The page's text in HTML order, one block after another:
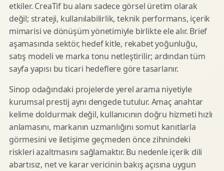
etkiler. CreaTif bu alanı sadece görsel üretim olarak
değil; strateji, kullanılabilirlik, teknik performans, içerik
mimarisi ve dönüşüm yönetimiyle birlikte ele alır. Brief
aşamasında sektör, hedef kitle, rekabet yoğunluğu,
satış modeli ve marka tonu netleştirilir; ardından tüm
sayfa yapısı bu ticari hedeflere göre tasarlanır.
Sinop odağındaki projelerde yerel arama niyetiyle
kurumsal prestij aynı dengede tutulur. Amaç anahtar
kelime doldurmak değil, kullanıcının doğru hizmeti hızlı
anlamasını, markanın uzmanlığını somut kanıtlarla
görmesini ve iletişime geçmeden önce zihnindeki
riskleri azaltmasını sağlamaktır. Bu nedenle içerik dili
abartısız, net ve karar vericinin bakış açısına uygun